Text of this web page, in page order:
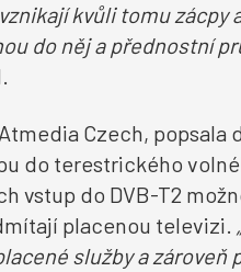
kvůli tomu zácpy
do něj a přednostní
Czech, popsala
do terestrického
vstup do DVB-T2
placenou televizi.
služby a zároveň